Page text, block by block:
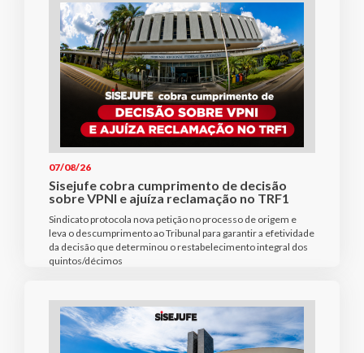
07/08/26
Sisejufe cobra cumprimento de decisão
sobre VPNI e ajuíza reclamação no TRF1
Sindicato protocola nova petição no processo de origem e
leva o descumprimento ao Tribunal para garantir a efetividade
da decisão que determinou o restabelecimento integral dos
quintos/décimos